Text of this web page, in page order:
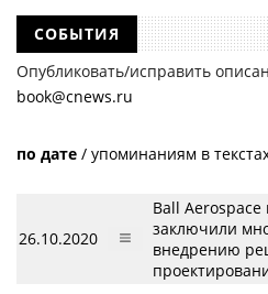
СОБЫТИЯ
Опубликовать/исправить
book@cnews.ru
по дате / упоминаниям в
26.10.2020
Ball Aerospace
заключили
внедрению